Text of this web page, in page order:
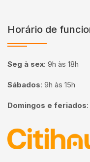
Horário de
Seg à sex: 9h às 18h
Sábados: 9h às 15h
Domingos e feriados:
Página inicial